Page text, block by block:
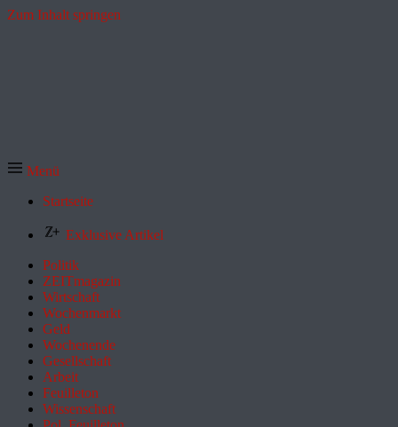
Zum Inhalt springen
Menü
Startseite
Exklusive Artikel
Politik
ZEITmagazin
Wirtschaft
Wochenmarkt
Geld
Wochenende
Gesellschaft
Arbeit
Feuilleton
Wissenschaft